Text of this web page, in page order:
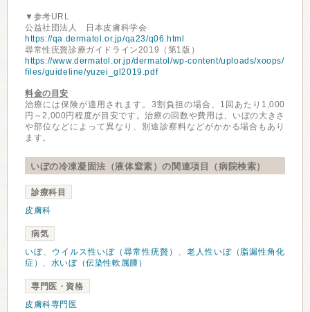
▼参考URL
公益社団法人 日本皮膚科学会
https://qa.dermatol.or.jp/qa23/q06.html
尋常性疣贅診療ガイドライン2019（第1版）
https://www.dermatol.or.jp/dermatol/wp-content/uploads/xoops/
files/guideline/yuzei_gl2019.pdf
料金の目安
治療には保険が適用されます。3割負担の場合、1回あたり1,000
円～2,000円程度が目安です。治療の回数や費用は、いぼの大きさ
や部位などによって異なり、別途診察料などがかかる場合もあり
ます。
いぼの冷凍凝固法（液体窒素）の関連項目（病院検索）
診療科目
皮膚科
病気
いぼ、 ウイルス性いぼ（尋常性疣贅） 、 老人性いぼ（脂漏性角化
症） 、 水いぼ（伝染性軟属腫）
専門医・資格
皮膚科専門医